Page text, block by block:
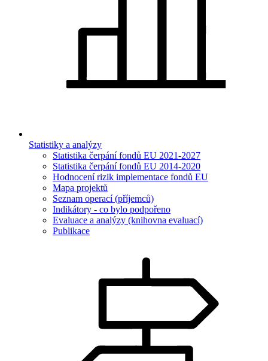
Statistiky a analýzy
Statistika čerpání fondů EU 2021-2027
Statistika čerpání fondů EU 2014-2020
Hodnocení rizik implementace fondů EU
Mapa projektů
Seznam operací (příjemců)
Indikátory - co bylo podpořeno
Evaluace a analýzy (knihovna evaluací)
Publikace